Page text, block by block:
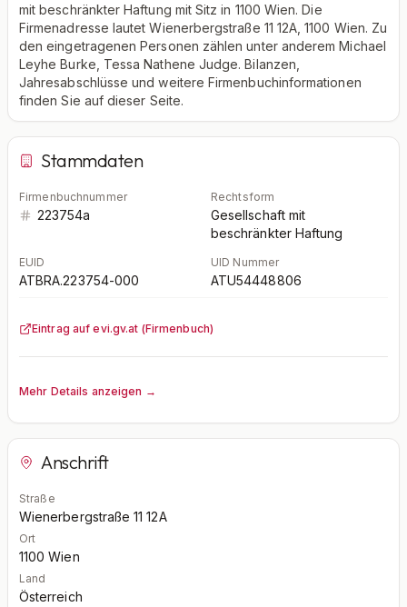
mit beschränkter Haftung mit Sitz in 1100 Wien. Die
Firmenadresse lautet Wienerbergstraße 11 12A, 1100 Wien. Zu
den eingetragenen Personen zählen unter anderem Michael
Leyhe Burke, Tessa Nathene Judge. Bilanzen,
Jahresabschlüsse und weitere Firmenbuchinformationen
finden Sie auf dieser Seite.
Stammdaten
Firmenbuchnummer
223754a
Rechtsform
Gesellschaft mit
beschränkter Haftung
EUID
ATBRA.223754-000
UID Nummer
ATU54448806
Eintrag auf evi.gv.at (Firmenbuch)
Mehr Details anzeigen →
Anschrift
Straße
Wienerbergstraße 11 12A
Ort
1100 Wien
Land
Österreich